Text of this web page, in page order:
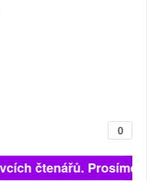
0
čtenářů. Prosíme,